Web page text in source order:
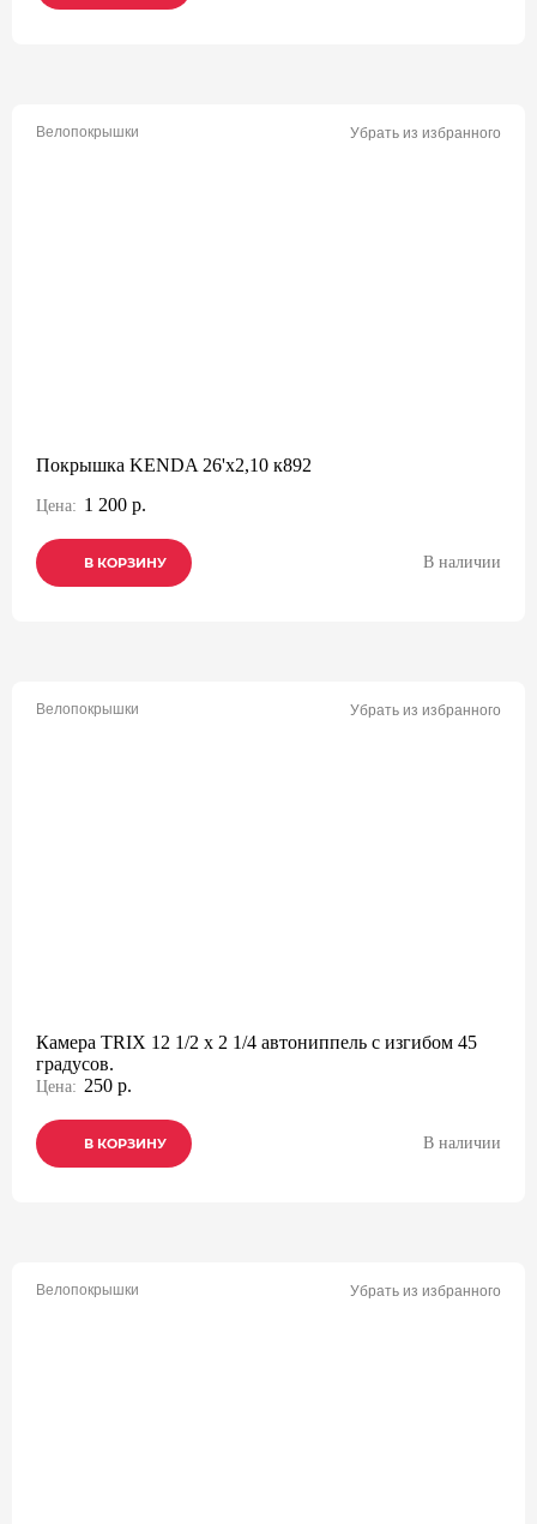
Велопокрышки Убрать из избранного
Покрышка KENDA 26'х2,10 к892
Цена: 1 200 р.
В КОРЗИНУ
В КОРЗИНУ
В КОРЗИНУ В наличии
Велопокрышки Убрать из избранного
Камера TRIX 12 1/2 x 2 1/4 автониппель с изгибом 45
градусов.
Цена: 250 р.
В КОРЗИНУ
В КОРЗИНУ
В КОРЗИНУ В наличии
Велопокрышки Убрать из избранного